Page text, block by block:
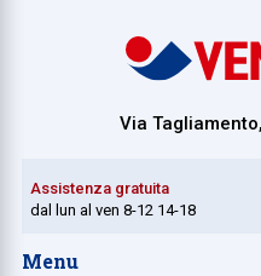
Via
Assistenza gratuita
dal lun al ven 8-12 14-18
Menu